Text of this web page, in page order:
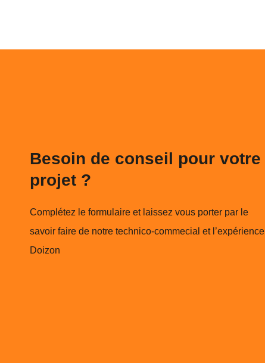
Besoin de conseil pour votre
projet ?
Complétez le formulaire et laissez vous porter par le
savoir faire de notre technico-commecial et l’expérience
Doizon